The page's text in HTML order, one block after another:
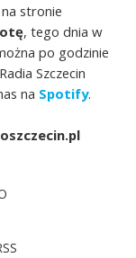
stronie
, tego dnia w
po godzinie
Szczecin
na Spotify.